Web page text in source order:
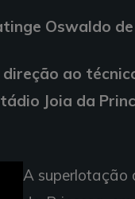
Oswaldo
ao
Joia da
A superlotação